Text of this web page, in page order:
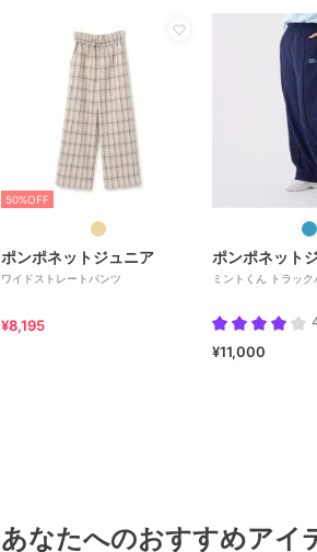
50%OFF
ポンポネットジュニア
ワイドストレートパンツ
¥8,195
ポンポネット
ミントくん トラック
¥11,000
あなたへのおすすめアイ